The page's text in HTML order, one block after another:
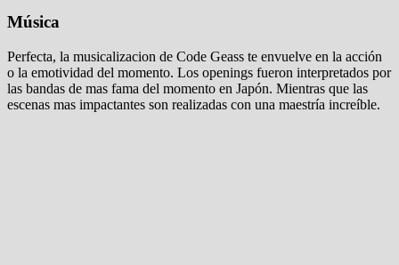
Música
Perfecta, la musicalizacion de Code Geass te envuelve en la acción
o la emotividad del momento. Los openings fueron interpretados por
las bandas de mas fama del momento en Japón. Mientras que las
escenas mas impactantes son realizadas con una maestría increíble.